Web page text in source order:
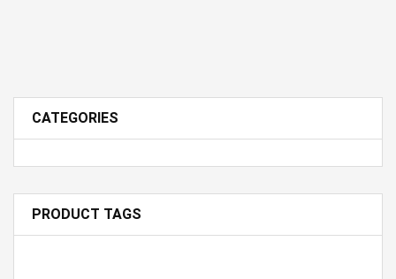
CATEGORIES
PRODUCT TAGS